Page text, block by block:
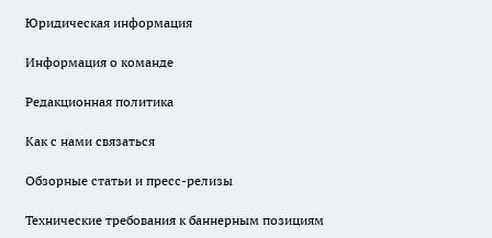
Юридическая информация
Информация о команде
Редакционная политика
Как с нами связаться
Обзорные статьи и пресс-релизы
Технические требования к баннерным позициям